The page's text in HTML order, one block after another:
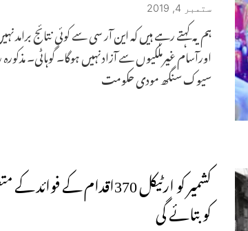
ستمبر 4, 2019
ہم یہ کہتے رہے ہیں کہ این آر سی سے کوئی نتائج
اورآسام غیرملکیوں سے آزاد نہیں ہوگا۔ گوہاٹی۔
سیوک سنگھ مودی حکومت
کشمیر کو ارٹیکل 370اقدام کے
کو بتائے گی